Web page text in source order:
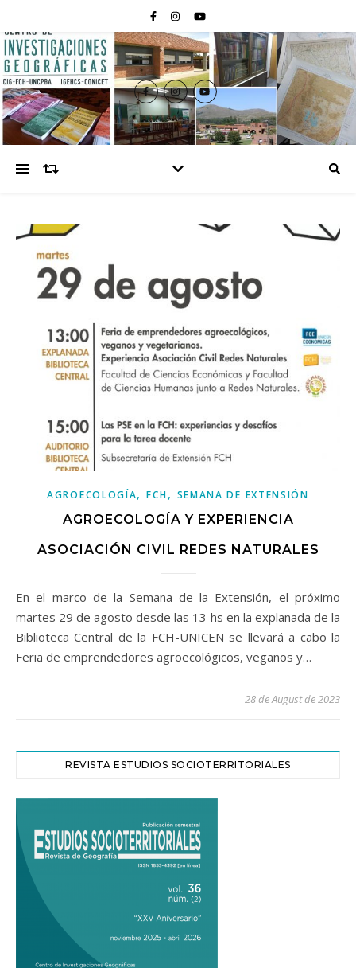
AGROECOLOGÍA,FCH, SEMANA DE EXTENSIÓN
AGROECOLOGÍA Y EXPERIENCIA
ASOCIACIÓN CIVIL REDES NATURALES
En el marco de la Semana de la Extensión, el próximo
martes 29 de agosto desde las 13 hs en la explanada de la
Biblioteca Central de la FCH-UNICEN se llevará a cabo la
Feria de emprendedores agroecológicos, veganos y…
28 de August de 2023
REVISTA ESTUDIOS SOCIOTERRITORIALES